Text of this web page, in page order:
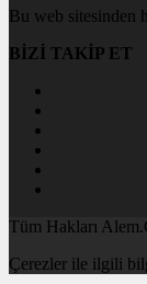
Bu web sitesinden
BİZİ TAKİP ET
Tüm Hakları
Çerezler ile ilgili